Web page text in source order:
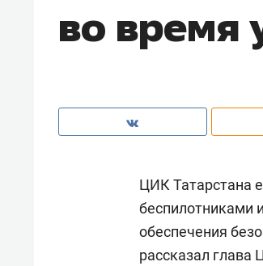
во время
ЦИК Татарстана
беспилотниками
обеспечения
рассказал глава